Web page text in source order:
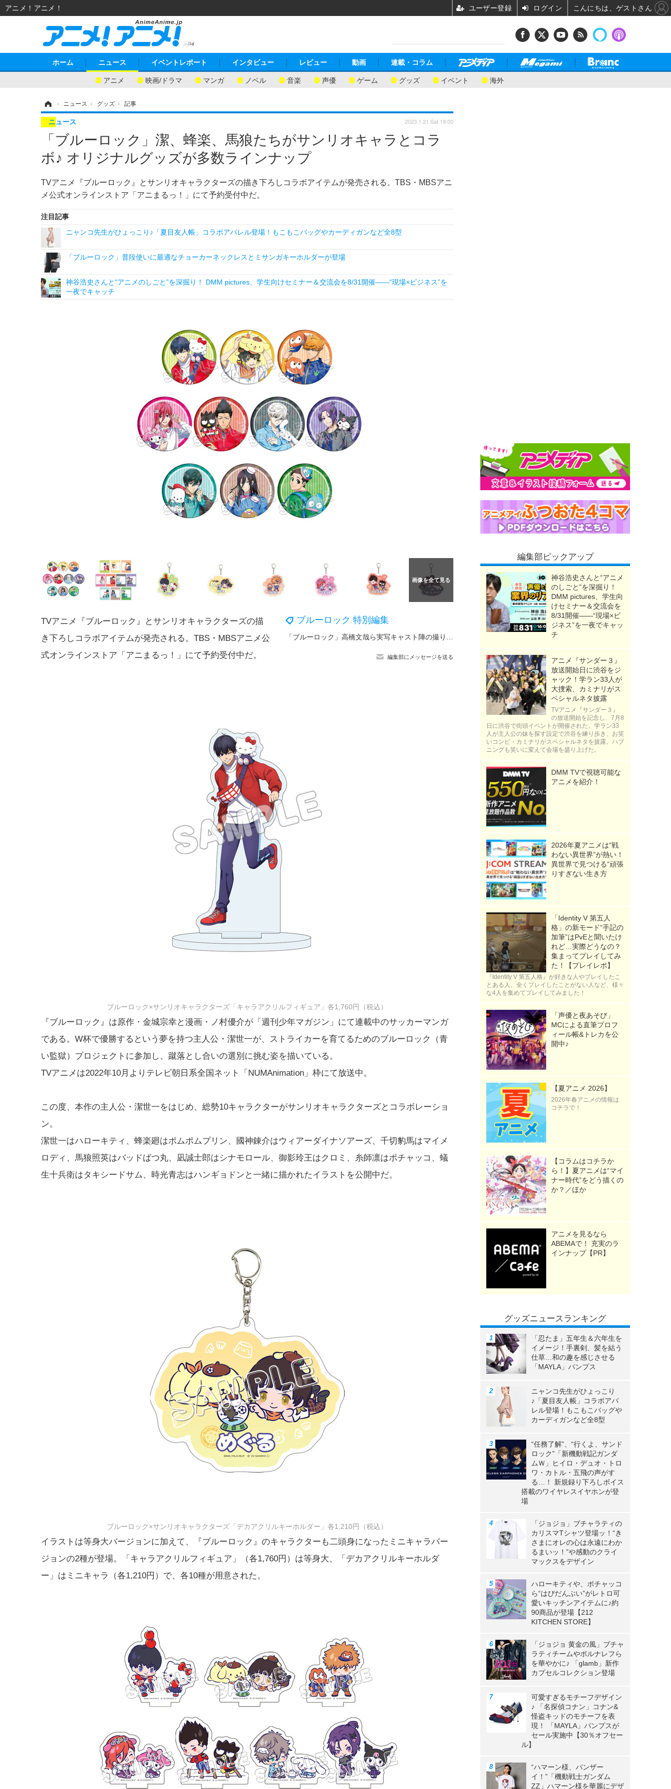
ホーム ニュース
アニメ 映画/ドラマ マンガ ノベル 音楽 声優 ゲーム グッズ イベント 海外
イベントレポート インタビュー レビュー 動画 連載・コラム
› ニュース › グッズ › 記事
「ブルーロック」潔、蜂楽、馬狼たちがサンリオキャラとコラ
ボ♪ オリジナルグッズが多数ラインナップ
TVアニメ『ブルーロック』とサンリオキャラクターズの描き下ろしコラボアイテムが発売される。TBS・MBSアニ
メ公式オンラインストア「アニまるっ！」にて予約受付中だ。
ニュース 2023.1.21 Sat 19:00
注目記事
ニャンコ先生がひょっこり♪「夏目友人帳」コラボアパレル登場！もこもこバッグやカーディガンなど全8型
「ブルーロック」普段使いに最適なチョーカーネックレスとミサンガキーホルダーが登場
神谷浩史さんと“アニメのしごと”を深掘り！ DMM pictures、学生向けセミナー＆交流会を8/31開催――“現場×ビジネス”を
一夜でキャッチ
ブルーロック 特別編集
編集部にメッセージを送る
TVアニメ『ブルーロック』とサンリオキャラクターズの描
き下ろしコラボアイテムが発売される。TBS・MBSアニメ公
式オンラインストア「アニまるっ！」にて予約受付中だ。
ブルーロック×サンリオキャラクターズ「キャラアクリルフィギュア」各1,760円（税込）
『ブルーロック』は原作・金城宗幸と漫画・ノ村優介が「週刊少年マガジン」にて連載中のサッカーマンガ
である。W杯で優勝するという夢を持つ主人公・潔世一が、ストライカーを育てるためのブルーロック（青
い監獄）プロジェクトに参加し、蹴落とし合いの選別に挑む姿を描いている。
TVアニメは2022年10月よりテレビ朝日系全国ネット「NUMAnimation」枠にて放送中。
この度、本作の主人公・潔世一をはじめ、総勢10キャラクターがサンリオキャラクターズとコラボレーショ
ン。
潔世一はハローキティ、蜂楽廻はポムポムプリン、國神錬介はウィアーダイナソアーズ、千切豹馬はマイメ
ロディ、馬狼照英はバッドばつ丸、凪誠士郎はシナモロール、御影玲王はクロミ、糸師凛はポチャッコ、蟻
生十兵衛はタキシードサム、時光青志はハンギョドンと一緒に描かれたイラストを公開中だ。
ブルーロック×サンリオキャラクターズ「デカアクリルキーホルダー」各1,210円（税込）
イラストは等身大バージョンに加えて、『ブルーロック』のキャラクターも二頭身になったミニキャラバー
ジョンの2種が登場。「キャラアクリルフィギュア」（各1,760円）は等身大、「デカアクリルキーホルダ
ー」はミニキャラ（各1,210円）で、各10種が用意された。
編集部ピックアップ
神谷浩史さんと“アニメ
のしごと”を深掘り！
DMM pictures、学生向
けセミナー＆交流会を
8/31開催――“現場×ビ
ジネス”を一夜でキャッ
チ
アニメ『サンダー３』
放送開始日に渋谷をジ
ャック！学ラン33人が
大捜索、カミナリがス
ペシャルネタ披露
TVアニメ『サンダー３』
の放送開始を記念し、7月8
日に渋谷で街頭イベントが開催された。学ラン33
人が主人公の妹を探す設定で渋谷を練り歩き、お笑
いコンビ・カミナリがスペシャルネタを披露。ハプ
ニングも笑いに変えて会場を盛り上げた。
DMM TVで視聴可能な
アニメを紹介！
2026年夏アニメは“戦
わない異世界”が熱い！
異世界で見つける“頑張
りすぎない生き方
「Identity V 第五人
格」の新モード“手記の
加筆”はPvEと聞いたけ
れど…実際どうなの？
集まってプレイしてみ
た！【プレイレポ】
『Identity V 第五人格』が好きな人やプレイしたこ
とある人、全くプレイしたことがない人など、様々
な4人を集めてプレイしてみました！
「声優と夜あそび」
MCによる直筆プロフ
ィール帳&トレカを公
開中♪
【夏アニメ 2026】
2026年春アニメの情報は
コチラで！
【コラムはコチラか
ら！】夏アニメは“マイ
ナー時代”をどう描くの
か？／ほか
アニメを見るなら
ABEMAで！ 充実のラ
インナップ【PR】
グッズニュースランキング
「忍たま」五年生＆六年生を
イメージ！手裏剣、髪を結う
仕草…和の趣を感じさせる
「MAYLA」パンプス
ニャンコ先生がひょっこり
♪「夏目友人帳」コラボアパ
レル登場！もこもこバッグや
カーディガンなど全8型
“任務了解”、“行くよ、サンド
ロック”「新機動戦記ガンダ
ムＷ」ヒイロ・デュオ・トロ
ワ・カトル・五飛の声がす
る…！ 新規録り下ろしボイス
搭載のワイヤレスイヤホンが登
場
「ジョジョ」ブチャラティの
カリスマTシャツ登場ッ！“き
さまにオレの心は永遠にわか
るまいッ！”や感動のクライ
マックスをデザイン
ハローキティや、ポチャッコ
ら“はぴだんぶい”がレトロ可
愛いキッチンアイテムに♪約
90商品が登場【212
KITCHEN STORE】
「ジョジョ 黄金の風」ブチャ
ラティチームやポルナレフら
を華やかに♪ 「glamb」新作
カプセルコレクション登場
可愛すぎるモチーフデザイン
♪ 「名探偵コナン」コナン&
怪盗キッドのモチーフを表
現！ 「MAYLA」パンプスが
セール実施中【30％オフセー
ル】
“ハマーン様、バンザー
イ！”「機動戦士ガンダム
ZZ」ハマーン様を華麗にデザ
アニメ！アニメ！ ユーザー登録 ログイン こんにちは、ゲストさん